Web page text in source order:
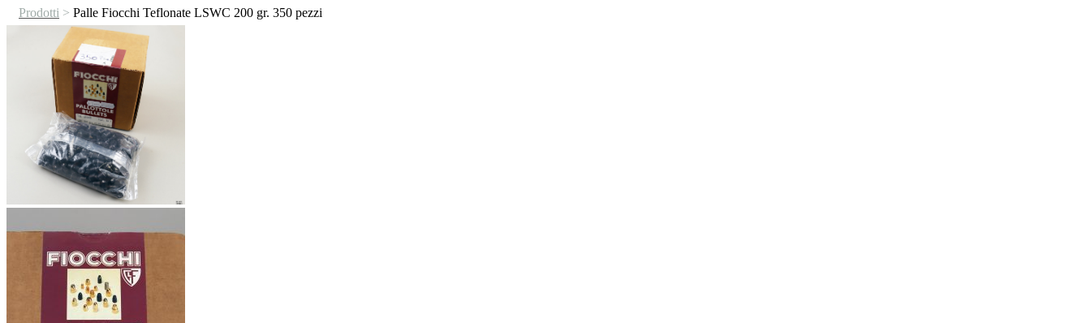
Prodotti > Palle Fiocchi Teflonate LSWC 200 gr. 350 pezzi